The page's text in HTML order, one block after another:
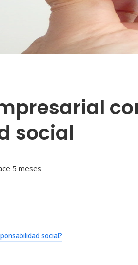
social
5 meses
social?